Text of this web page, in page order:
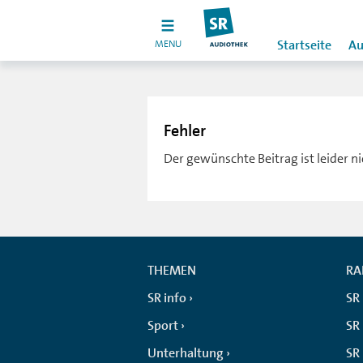
MENU Startseite
Fehler
Der gewünschte Beitrag ist leider
THEMEN
SR info
Sport
Unterhaltung